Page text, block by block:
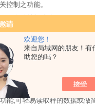
欢迎您！
来自局域网的朋友！有
助您的吗？
控制之功能。
、自动关机功能。
60 Hz 开关电源(插电式)，
Level 6标准，高效率低耗能
池(充电式)。
WiFi)将您兼容英展电子
能,可轻易读取秤的数据或做